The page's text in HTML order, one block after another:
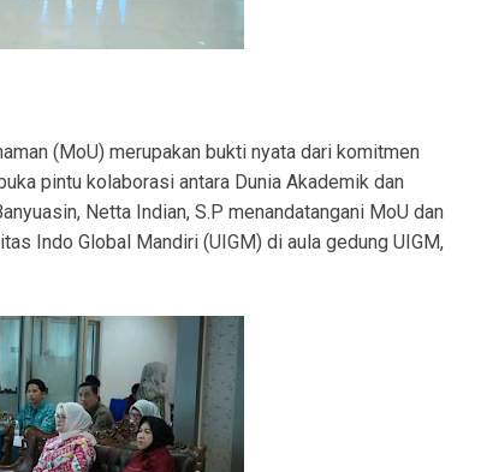
(MoU) merupakan bukti nyata dari komitmen
pintu kolaborasi antara Dunia Akademik dan
Netta Indian, S.P menandatangani MoU dan
Indo Global Mandiri (UIGM) di aula gedung UIGM,